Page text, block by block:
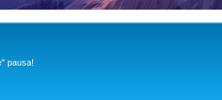
pausa!